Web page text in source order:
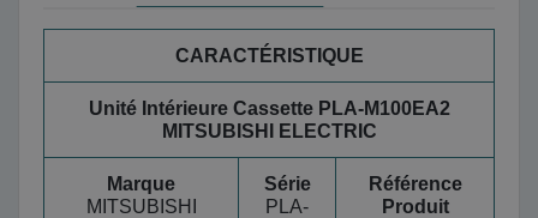
CARACTÉRISTIQUE
Unité Intérieure Cassette PLA-M100EA2
MITSUBISHI ELECTRIC
Marque
MITSUBISHI
Série
PLA-
Référence
Produit